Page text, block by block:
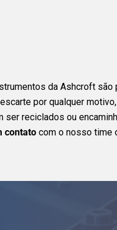
da Ashcroft são
por qualquer
ser reciclados ou
contato com o nosso time